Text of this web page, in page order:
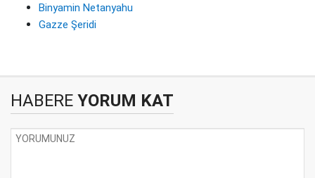
Binyamin Netanyahu
Gazze Şeridi
HABERE YORUM KAT